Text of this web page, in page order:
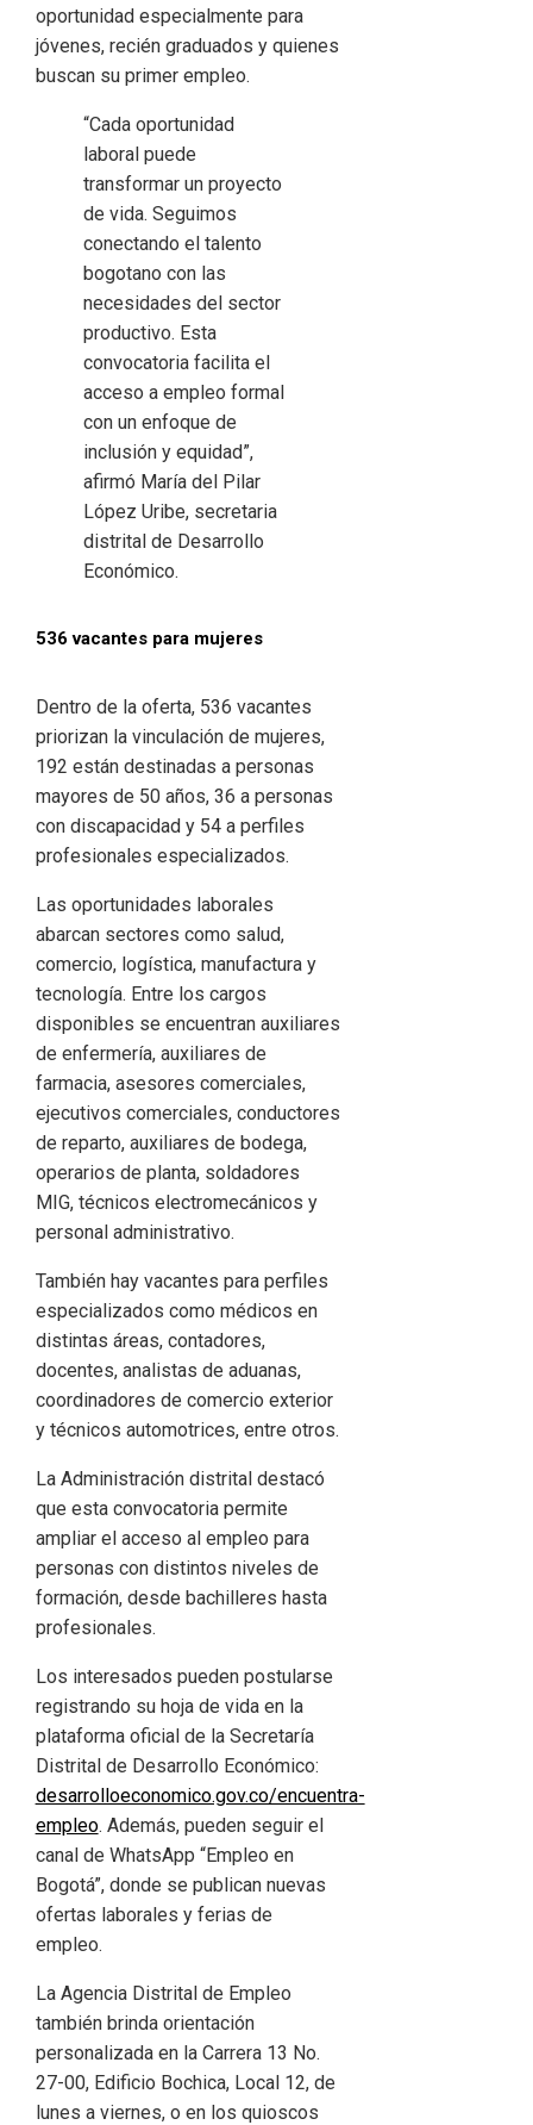
oportunidad especialmente para
jóvenes, recién graduados y quienes
buscan su primer empleo.
“Cada oportunidad
laboral puede
transformar un proyecto
de vida. Seguimos
conectando el talento
bogotano con las
necesidades del sector
productivo. Esta
convocatoria facilita el
acceso a empleo formal
con un enfoque de
inclusión y equidad”,
afirmó María del Pilar
López Uribe, secretaria
distrital de Desarrollo
Económico.
536 vacantes para mujeres
Dentro de la oferta, 536 vacantes
priorizan la vinculación de mujeres,
192 están destinadas a personas
mayores de 50 años, 36 a personas
con discapacidad y 54 a perfiles
profesionales especializados.
Las oportunidades laborales
abarcan sectores como salud,
comercio, logística, manufactura y
tecnología. Entre los cargos
disponibles se encuentran auxiliares
de enfermería, auxiliares de
farmacia, asesores comerciales,
ejecutivos comerciales, conductores
de reparto, auxiliares de bodega,
operarios de planta, soldadores
MIG, técnicos electromecánicos y
personal administrativo.
También hay vacantes para perfiles
especializados como médicos en
distintas áreas, contadores,
docentes, analistas de aduanas,
coordinadores de comercio exterior
y técnicos automotrices, entre otros.
La Administración distrital destacó
que esta convocatoria permite
ampliar el acceso al empleo para
personas con distintos niveles de
formación, desde bachilleres hasta
profesionales.
Los interesados pueden postularse
registrando su hoja de vida en la
plataforma oficial de la Secretaría
Distrital de Desarrollo Económico:
desarrolloeconomico.gov.co/encuentra-
empleo. Además, pueden seguir el
canal de WhatsApp “Empleo en
Bogotá”, donde se publican nuevas
ofertas laborales y ferias de
empleo.
La Agencia Distrital de Empleo
también brinda orientación
personalizada en la Carrera 13 No.
27-00, Edificio Bochica, Local 12, de
lunes a viernes, o en los quioscos